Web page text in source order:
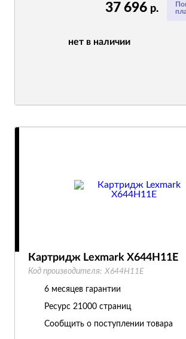
37 696 р.
нет в наличии
Картридж Lexmark X644H11E
Код производителя: X644H11E
6 месяцев гарантии
Ресурс 21000 страниц
Сообщить о поступлении товара